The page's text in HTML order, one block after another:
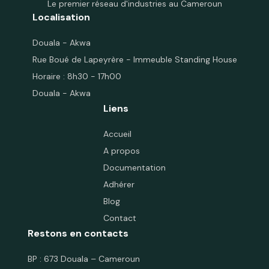
Le premier réseau d'industries au Cameroun
Localisation
Douala - Akwa
Rue Boué de Lapeyrère - Immeuble Standing House
Horaire : 8h30 - 17h00
Douala - Akwa
Liens
Accueil
A propos
Documentation
Adhérer
Blog
Contact
Restons en contacts
BP : 673 Douala – Cameroun